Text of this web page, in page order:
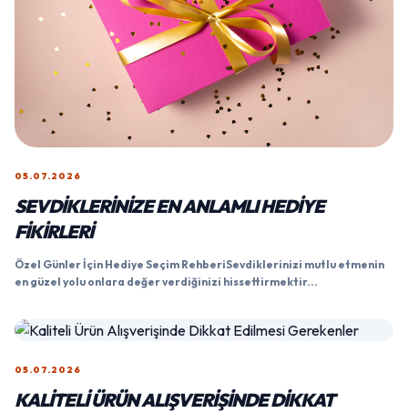
05.07.2026
SEVDIKLERINIZE EN ANLAMLI HEDIYE
FIKIRLERI
Özel Günler İçin Hediye Seçim RehberiSevdiklerinizi mutlu etmenin
en güzel yolu onlara değer verdiğinizi hissettirmektir...
05.07.2026
KALITELI ÜRÜN ALIŞVERIŞINDE DIKKAT